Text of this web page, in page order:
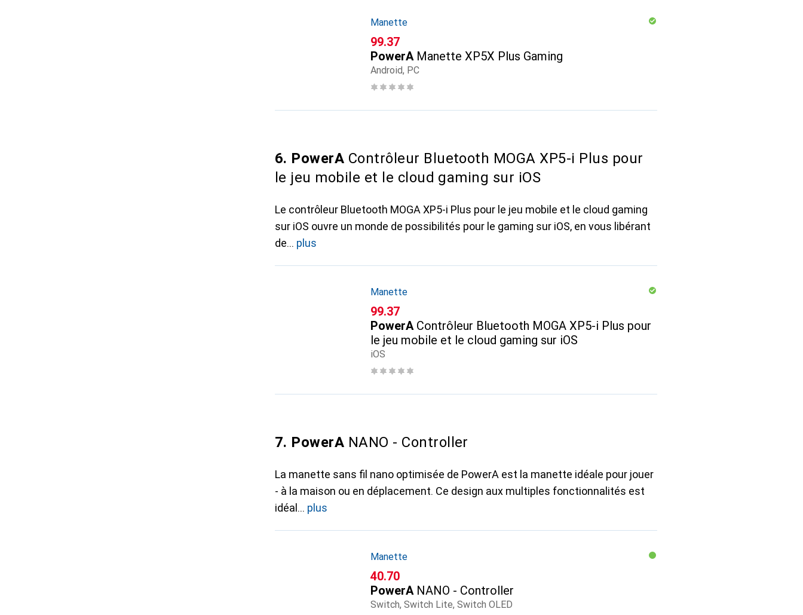
Manette
CHF
99.37
PowerA Manette XP5X Plus Gaming
Android, PC
6. PowerA Contrôleur Bluetooth MOGA XP5-i Plus pour
le jeu mobile et le cloud gaming sur iOS
Le contrôleur Bluetooth MOGA XP5-i Plus pour le jeu mobile et le cloud gaming
sur iOS ouvre un monde de possibilités pour le gaming sur iOS, en vous libérant
de
plus
Manette
CHF
99.37
PowerA Contrôleur Bluetooth MOGA XP5-i Plus pour
le jeu mobile et le cloud gaming sur iOS
iOS
7. PowerA NANO - Controller
La manette sans fil nano optimisée de PowerA est la manette idéale pour jouer
- à la maison ou en déplacement. Ce design aux multiples fonctionnalités est
idéal
plus
Manette
CHF
40.70
PowerA NANO - Controller
Switch, Switch Lite, Switch OLED